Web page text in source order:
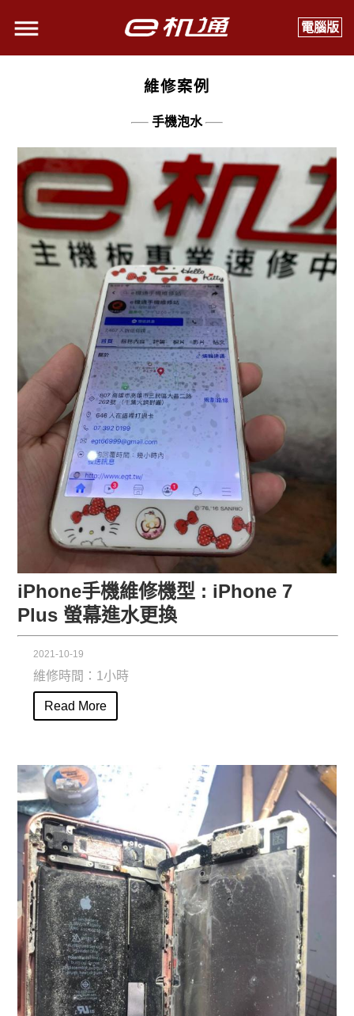
電腦版
維修案例
手機泡水
iPhone手機維修機型 : iPhone 7
Plus 螢幕進水更換
2021-10-19
維修時間：1小時
Read More